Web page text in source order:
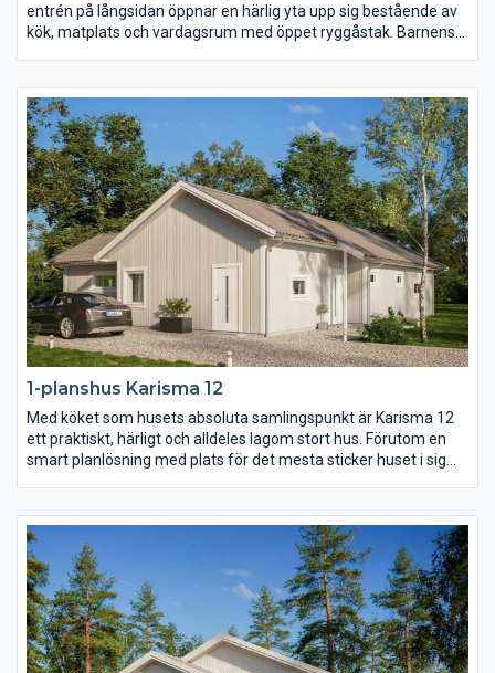
entrén på långsidan öppnar en härlig yta upp sig bestående av
kök, matplats och vardagsrum med öppet ryggåstak. Barnens
Karisma 11 ger er mycket funktion och hemtrevnad på en lite
mindre yta.
1-planshus Karisma 12
Med köket som husets absoluta samlingspunkt är Karisma 12
ett praktiskt, härligt och alldeles lagom stort hus. Förutom en
smart planlösning med plats för det mesta sticker huset i sig
härlig uteplats i vinkel, en separat barnavdelning och alla
bekvämligheter inom nära räckhåll.